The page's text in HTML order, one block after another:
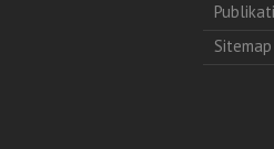
Sitemap